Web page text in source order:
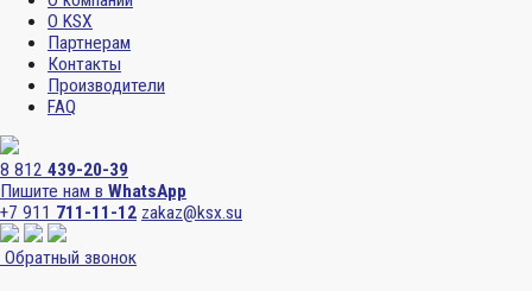
О KSX
Партнерам
Контакты
Производители
FAQ
8 812 439-20-39
Пишите нам в WhatsApp
+7 911 711-11-12 zakaz@ksx.su
Обратный звонок